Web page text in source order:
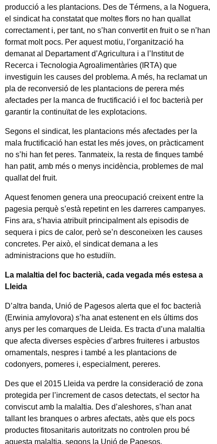
producció a les plantacions. Des de Térmens, a la Noguera,
el sindicat ha constatat que moltes flors no han quallat
correctament i, per tant, no s’han convertit en fruit o se n’han
format molt pocs. Per aquest motiu, l’organització ha
demanat al Departament d’Agricultura i a l’Institut de
Recerca i Tecnologia Agroalimentàries (IRTA) que
investiguin les causes del problema. A més, ha reclamat un
pla de reconversió de les plantacions de perera més
afectades per la manca de fructificació i el foc bacterià per
garantir la continuïtat de les explotacions.
Segons el sindicat, les plantacions més afectades per la
mala fructificació han estat les més joves, on pràcticament
no s’hi han fet peres. Tanmateix, la resta de finques també
han patit, amb més o menys incidència, problemes de mal
quallat del fruit.
Aquest fenomen genera una preocupació creixent entre la
pagesia perquè s’està repetint en les darreres campanyes.
Fins ara, s’havia atribuït principalment als episodis de
sequera i pics de calor, però se’n desconeixen les causes
concretes. Per això, el sindicat demana a les
administracions que ho estudiïn.
La malaltia del foc bacterià, cada vegada més estesa a
Lleida
D’altra banda, Unió de Pagesos alerta que el foc bacterià
(Erwinia amylovora) s’ha anat estenent en els últims dos
anys per les comarques de Lleida. Es tracta d’una malaltia
que afecta diverses espècies d’arbres fruiteres i arbustos
ornamentals, nespres i també a les plantacions de
codonyers, pomeres i, especialment, pereres.
Des que el 2015 Lleida va perdre la consideració de zona
protegida per l’increment de casos detectats, el sector ha
conviscut amb la malaltia. Des d’aleshores, s’han anat
tallant les branques o arbres afectats, atès que els pocs
productes fitosanitaris autoritzats no controlen prou bé
aquesta malaltia, segons la Unió de Pagesos.